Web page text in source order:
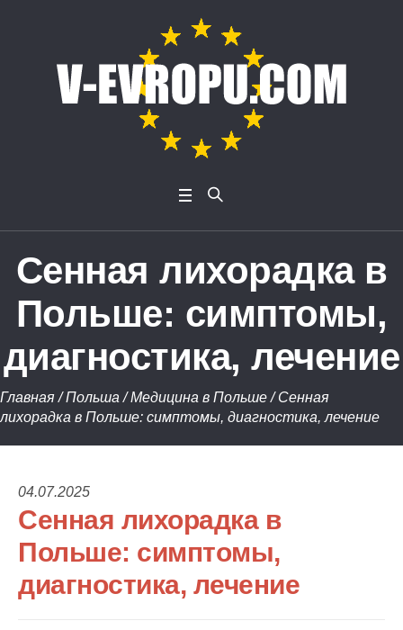
Сенная лихорадка в
Польше: симптомы,
диагностика, лечение
Главная /Польша /Медицина в Польше /Сенная
лихорадка в Польше: симптомы, диагностика, лечение
04.07.2025
Сенная лихорадка в
Польше: симптомы,
диагностика, лечение